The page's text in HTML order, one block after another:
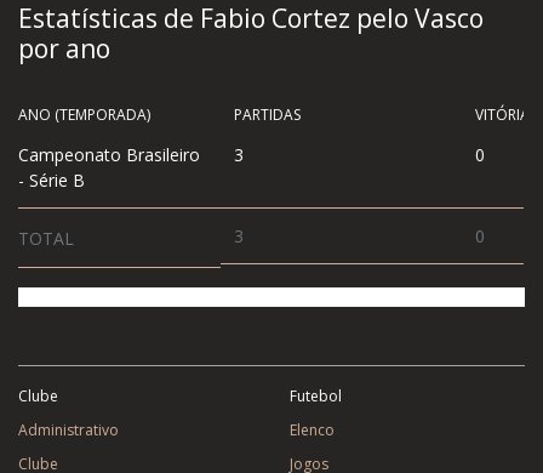
Estatísticas de Fabio Cortez pelo Vasco
por ano
ANO (TEMPORADA)
Campeonato Brasileiro
- Série B
TOTAL
PARTIDAS VITÓRIA
3 0
3 0
Clube
Administrativo
Clube
Futebol
Elenco
Jogos